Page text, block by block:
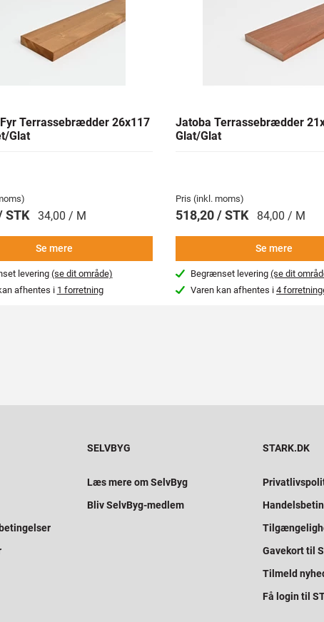
Terrassebrædder 26x117
Glat
STK 34,00 / M
Se mere
levering (se dit område)
afhentes i 1 forretning
Jatoba Terrassebrædder
Glat/Glat
Pris (inkl. moms)
518,20 / STK 84,00 / M
Se mere
Begrænset levering(se dit
Varen kan afhentes i4
SELVBYG
Læs mere om SelvByg
Bliv SelvByg-medlem
STARK.DK
Gavekort til
Tilmeld
Få login til